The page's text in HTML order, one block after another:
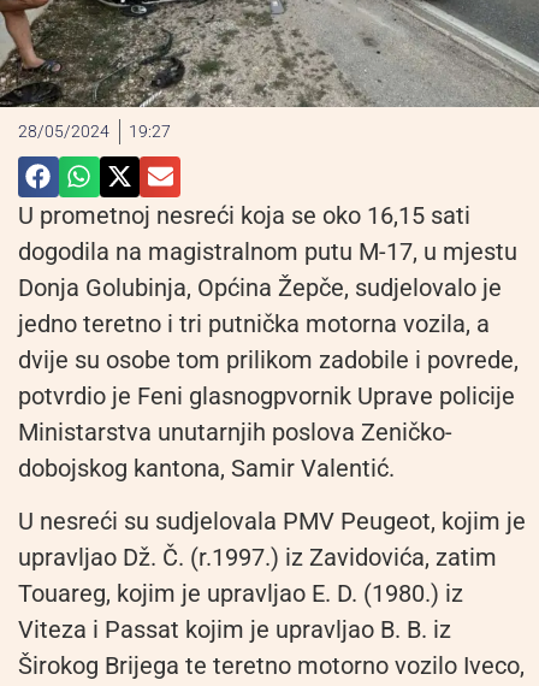
28/05/2024 19:27
U prometnoj nesreći koja se oko 16,15 sati
dogodila na magistralnom putu M-17, u mjestu
Donja Golubinja, Općina Žepče, sudjelovalo je
jedno teretno i tri putnička motorna vozila, a
dvije su osobe tom prilikom zadobile i povrede,
potvrdio je Feni glasnogpvornik Uprave policije
Ministarstva unutarnjih poslova Zeničko-
dobojskog kantona, Samir Valentić.
U nesreći su sudjelovala PMV Peugeot, kojim je
upravljao Dž. Č. (r.1997.) iz Zavidovića, zatim
Touareg, kojim je upravljao E. D. (1980.) iz
Viteza i Passat kojim je upravljao B. B. iz
Širokog Brijega te teretno motorno vozilo Iveco,